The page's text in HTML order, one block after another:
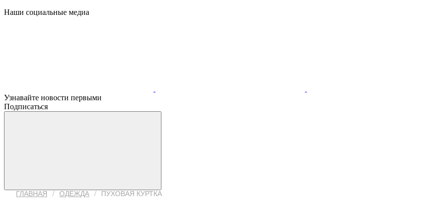
Наши социальные медиа
Узнавайте новости первыми
Подписаться
ГЛАВНАЯ / ОДЕЖДА / ПУХОВАЯ КУРТКА